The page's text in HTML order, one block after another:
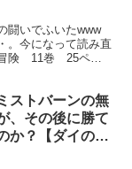
闘いでふいたwww
。今になって読み直
険 11巻 25ペー
ストバーンの無
、その後に勝て
か？【ダイの大